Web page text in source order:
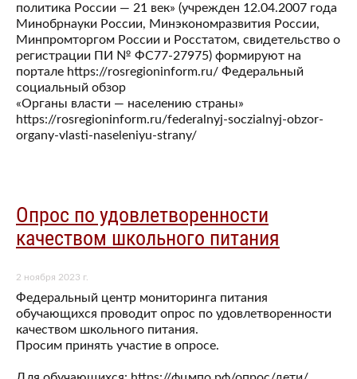
политика России — 21 век» (учрежден 12.04.2007 года
Минобрнауки России, Минэкономразвития России,
Минпромторгом России и Росстатом, свидетельство о
регистрации ПИ № ФС77-27975) формируют на
портале https://rosregioninform.ru/ Федеральный
социальный обзор
«Органы власти — населению страны»
https://rosregioninform.ru/federalnyj-soczialnyj-obzor-
organy-vlasti-naseleniyu-strany/
Опрос по удовлетворенности
качеством школьного питания
2 ноября 2023 г.
Федеральный центр мониторинга питания
обучающихся проводит опрос по удовлетворенности
качеством школьного питания.
Просим принять участие в опросе.